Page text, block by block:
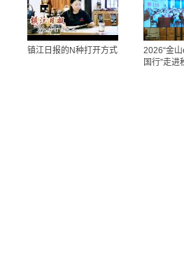
镇江日报的N种打开方式
2026“金
国行”走进